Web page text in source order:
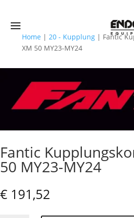
Home | 20 - Kupplung| Fantic
XM 50 MY23-MY24
Fantic
50 MY23-MY24
€ 191,52